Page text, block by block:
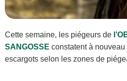
Cette semaine, les piégeurs de
SANGOSSE constatent à
escargots selon les zones de